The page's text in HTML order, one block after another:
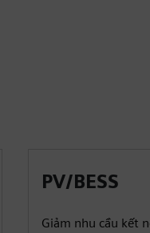
PV/BESS
Giảm nhu cầu kết